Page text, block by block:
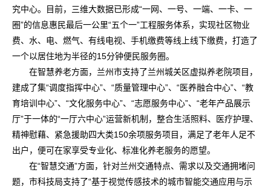
究中心。目前，三维大数据已形成“一网、一号、一端、一卡、一
圈”的信息惠民最后一公里“五个一”工程服务体系，实现社区物业
费、水、电、燃气、有线电视、手机缴费等线上线下缴费，打造了
一个以居住地为半径的15分钟便民服务圈。
在智慧养老方面，兰州市支持了兰州城关区虚拟养老院项目，
建成了集“调度指挥中心”、“质量管理中心”、“医养融合中心”、“教
育培训中心”、“文化服务中心”、“志愿服务中心”、“老年产品展示
厅”于一体的“一厅六中心”运营新机制，整合生活照料、医疗护理、
精神慰藉、紧急援助四大类150余项服务项目，满足了老年人足不
出户，便可在家享受专业化、标准化养老服务的愿望。
在“智慧交通”方面，针对兰州交通特点、需求以及交通拥堵问
题，市科技局支持了“基于视觉传感技术的城市智能交通应用与示